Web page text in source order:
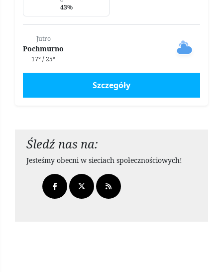
43%
Jutro
Pochmurno
17° / 25°
Szczegóły
Śledź nas na:
Jesteśmy obecni w sieciach społecznościowych!